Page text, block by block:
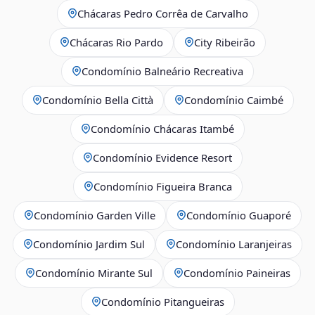
Chácaras Pedro Corrêa de Carvalho
Chácaras Rio Pardo City Ribeirão
Condomínio Balneário Recreativa
Condomínio Bella Città Condomínio Caimbé
Condomínio Chácaras Itambé
Condomínio Evidence Resort
Condomínio Figueira Branca
Condomínio Garden Ville Condomínio Guaporé
Condomínio Jardim Sul Condomínio Laranjeiras
Condomínio Mirante Sul Condomínio Paineiras
Condomínio Pitangueiras